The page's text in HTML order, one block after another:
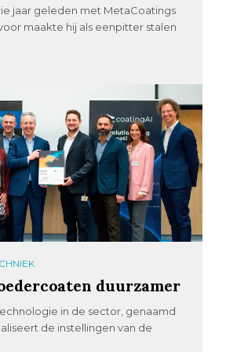
jaar geleden met MetaCoatings
maakte hij als eenpitter stalen
duurzamer
in de sector, genaamd
de instellingen van de